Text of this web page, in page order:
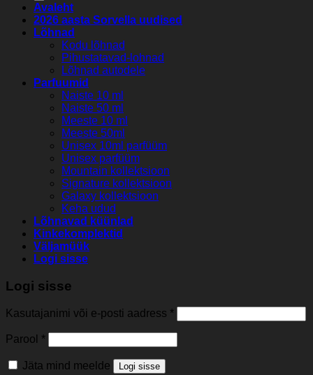
Avaleht
2026 aasta Sorvella uudised
Lõhnad
Kodu lõhnad
Pihustatavad-lohnad
Lõhnad autodele
Parfuumid
Naiste 10 ml
Naiste 50 ml
Meeste 10 ml
Meeste 50ml
Unisex 10ml parfüüm
Unisex parfüüm
Mountain kollektsioon
Signature kollektsioon
Galaxy kollektsioon
Keha udud
Lõhnavad küünlad
Kinkekomplektid
Väljamüük
Logi sisse
Logi sisse
Kasutajanimi või e-posti aadress *
Parool *
Jäta mind meelde Logi sisse